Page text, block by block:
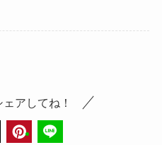
アしてね！